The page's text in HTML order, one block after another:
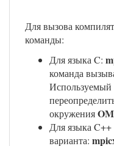
Для вызова
команды:
Для языка C:
команда
окружения
Для языка
варианта: